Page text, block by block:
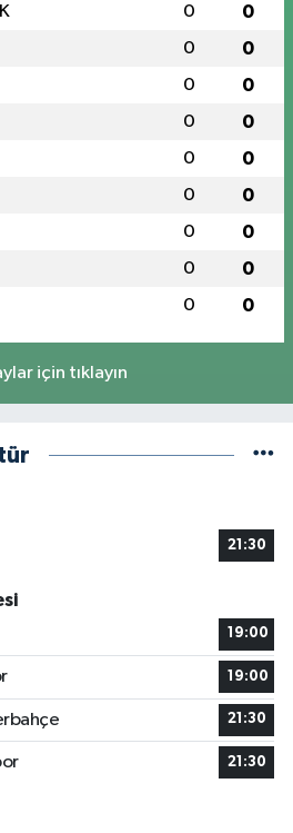
0 0
0 0
0 0
0 0
0 0
0 0
0 0
0 0
0 0
için tıklayın
21:30
19:00
19:00
21:30
21:30